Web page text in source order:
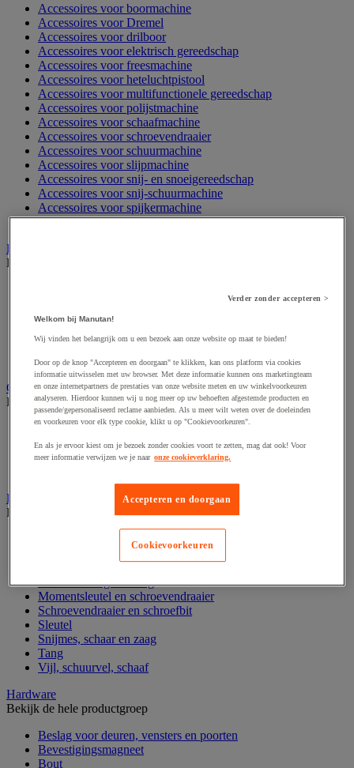
Accessoires voor boormachine
Accessoires voor Dremel
Accessoires voor drilboor
Accessoires voor elektrisch gereedschap
Accessoires voor freesmachine
Accessoires voor heteluchtpistool
Accessoires voor multifunctionele gereedschap
Accessoires voor polijstmachine
Accessoires voor schaafmachine
Accessoires voor schroevendraaier
Accessoires voor schuurmachine
Accessoires voor slijpmachine
Accessoires voor snij- en snoeigereedschap
Accessoires voor snij-schuurmachine
Accessoires voor spijkermachine
Accessoires voor zaag
Elektrische toebehoren en verlichting
Bekijk de hele productgroep
Elektrische kabel
Verlengsnoer, stekkerdoos en kapelhaspel
Wandcontactdoos en schakelaar
Gereedschap opbergen
Bekijk de hele productgroep
Assortimentsdoos en gereedschapkoffer
Gereedschapskist en opbergtas
Gereedschapskoffer en versterkte kist
Handgereedschap
Bekijk de hele productgroep
Bankschroef, extractor en klem
Hamer en slagwerktuig
Momentsleutel en schroevendraaier
Schroevendraaier en schroefbit
Sleutel
Snijmes, schaar en zaag
Tang
Vijl, schuurvel, schaaf
Hardware
Bekijk de hele productgroep
Beslag voor deuren, vensters en poorten
Bevestigingsmagneet
Bout
Verder zonder accepteren >
Welkom bij Manutan!
Wij vinden het belangrijk om u een bezoek aan onze website op maat te bieden!
Door op de knop "Accepteren en doorgaan" te klikken, kan ons platform via cookies
informatie uitwisselen met uw browser. Met deze informatie kunnen ons marketingteam
en onze internetpartners de prestaties van onze website meten en uw winkelvoorkeuren
analyseren. Hierdoor kunnen wij u nog meer op uw behoeften afgestemde producten en
passende/gepersonaliseerd reclame aanbieden. Als u meer wilt weten over de doeleinden
en voorkeuren voor elk type cookie, klikt u op "Cookievoorkeuren".
En als je ervoor kiest om je bezoek zonder cookies voort te zetten, mag dat ook! Voor
meer informatie verwijzen we je naar onze cookieverklaring.
Accepteren en doorgaan
Cookievoorkeuren